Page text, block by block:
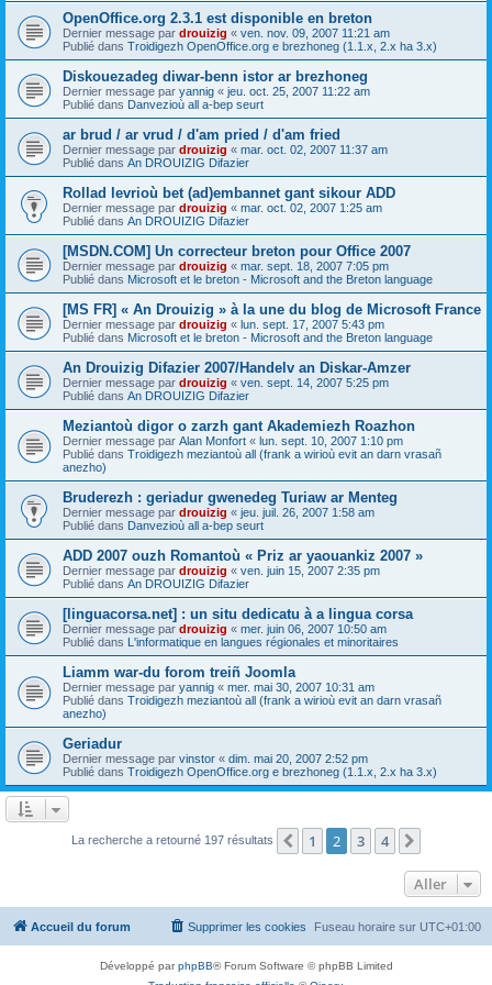
OpenOffice.org 2.3.1 est disponible en breton
Dernier message par drouizig « ven. nov. 09, 2007 11:21 am
Publié dans Troidigezh OpenOffice.org e brezhoneg (1.1.x, 2.x ha 3.x)
Diskouezadeg diwar-benn istor ar brezhoneg
Dernier message par yannig « jeu. oct. 25, 2007 11:22 am
Publié dans Danvezioù all a-bep seurt
ar brud / ar vrud / d'am pried / d'am fried
Dernier message par drouizig « mar. oct. 02, 2007 11:37 am
Publié dans An DROUIZIG Difazier
Rollad levrioù bet (ad)embannet gant sikour ADD
Dernier message par drouizig « mar. oct. 02, 2007 1:25 am
Publié dans An DROUIZIG Difazier
[MSDN.COM] Un correcteur breton pour Office 2007
Dernier message par drouizig « mar. sept. 18, 2007 7:05 pm
Publié dans Microsoft et le breton - Microsoft and the Breton language
[MS FR] « An Drouizig » à la une du blog de Microsoft France
Dernier message par drouizig « lun. sept. 17, 2007 5:43 pm
Publié dans Microsoft et le breton - Microsoft and the Breton language
An Drouizig Difazier 2007/Handelv an Diskar-Amzer
Dernier message par drouizig « ven. sept. 14, 2007 5:25 pm
Publié dans An DROUIZIG Difazier
Meziantoù digor o zarzh gant Akademiezh Roazhon
Dernier message par Alan Monfort « lun. sept. 10, 2007 1:10 pm
Publié dans Troidigezh meziantoù all (frank a wirioù evit an darn vrasañ
anezho)
Bruderezh : geriadur gwenedeg Turiaw ar Menteg
Dernier message par drouizig « jeu. juil. 26, 2007 1:58 am
Publié dans Danvezioù all a-bep seurt
ADD 2007 ouzh Romantoù « Priz ar yaouankiz 2007 »
Dernier message par drouizig « ven. juin 15, 2007 2:35 pm
Publié dans An DROUIZIG Difazier
[linguacorsa.net] : un situ dedicatu à a lingua corsa
Dernier message par drouizig « mer. juin 06, 2007 10:50 am
Publié dans L'informatique en langues régionales et minoritaires
Liamm war-du forom treiñ Joomla
Dernier message par yannig « mer. mai 30, 2007 10:31 am
Publié dans Troidigezh meziantoù all (frank a wirioù evit an darn vrasañ
anezho)
Geriadur
Dernier message par vinstor « dim. mai 20, 2007 2:52 pm
Publié dans Troidigezh OpenOffice.org e brezhoneg (1.1.x, 2.x ha 3.x)
La recherche a retourné 197 résultats Précédent
1 2 3 4
Aller
Accueil du forum Fuseau horaire sur UTC+01:00
Supprimer les cookies
Développé parphpBB® Forum Software © phpBB Limited